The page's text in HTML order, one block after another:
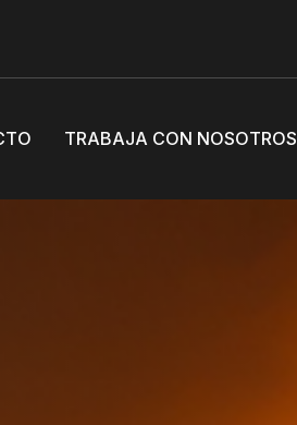
TRABAJA CON NOSOTROS